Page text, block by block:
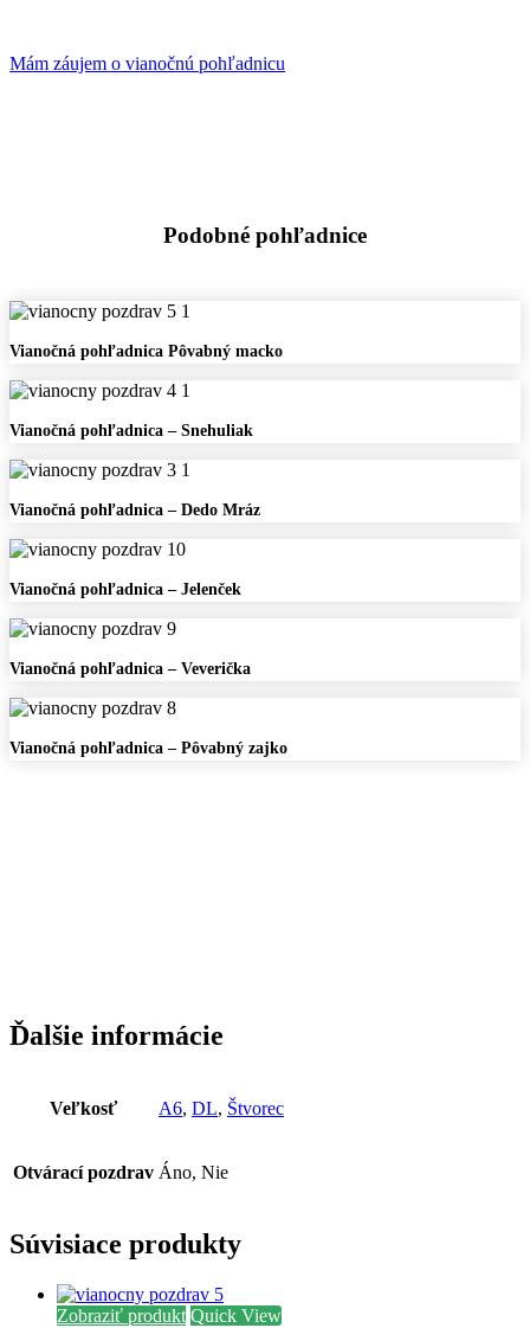
Mám záujem o vianočnú pohľadnicu
Podobné pohľadnice
Vianočná
Pôvabný
Vianočná pohľadnica Pôvabný macko
Vianočná
–
Vianočná pohľadnica – Snehuliak
Vianočná
–
Mráz
Vianočná pohľadnica – Dedo Mráz
Vianočná
–
Vianočná pohľadnica – Jelenček
Vianočná
–
Vianočná pohľadnica – Veverička
Vianočná
Vianočná pohľadnica – Pôvabný zajko
Ďalšie informácie
Veľkosť A6, DL, Štvorec
Otvárací pozdrav Áno, Nie
Súvisiace produkty
Zobraziť produkt Quick View